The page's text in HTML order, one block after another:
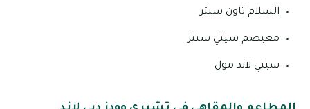
السلام تاون سنتر
معيصم سيتي سنتر
سيتي لاند مول